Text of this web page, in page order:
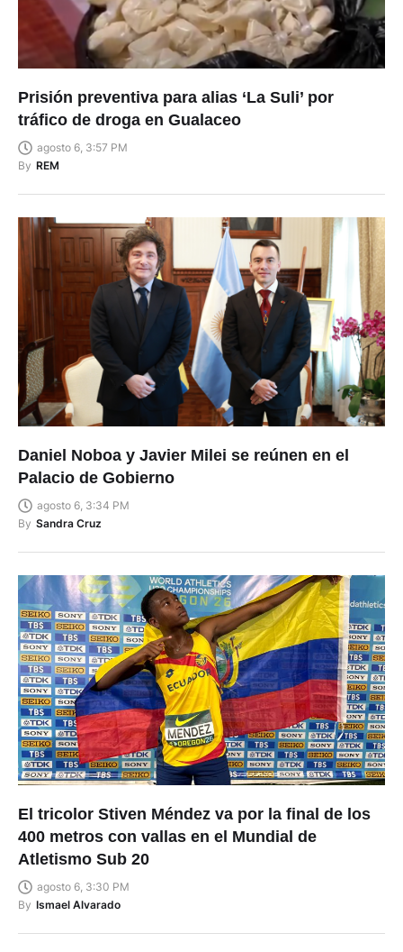
Prisión preventiva para alias ‘La Suli’ por
tráfico de droga en Gualaceo
agosto 6, 3:57 PM
By REM
Daniel Noboa y Javier Milei se reúnen en el
Palacio de Gobierno
agosto 6, 3:34 PM
By Sandra Cruz
El tricolor Stiven Méndez va por la final de los
400 metros con vallas en el Mundial de
Atletismo Sub 20
agosto 6, 3:30 PM
By Ismael Alvarado